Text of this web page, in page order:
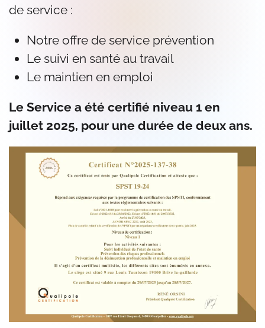
de service :
Notre offre de service prévention
Le suivi en santé au travail
Le maintien en emploi
Le Service a été certifié niveau 1 en
juillet 2025, pour une durée de deux ans.